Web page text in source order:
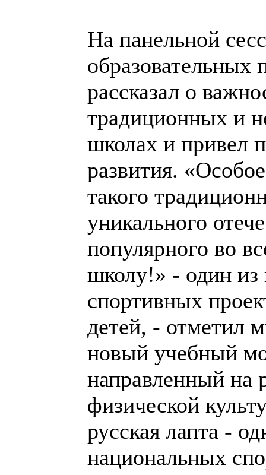
На панельной
рассказал о
традиционных и
школах и привел
развития.
такого
уникального
популярного во
школу!» - один из
спортивных
детей, - отметил
новый учебный
направленный на
физической
русская лапта -
национальных